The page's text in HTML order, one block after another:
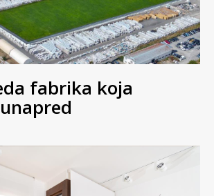
fabrika koja